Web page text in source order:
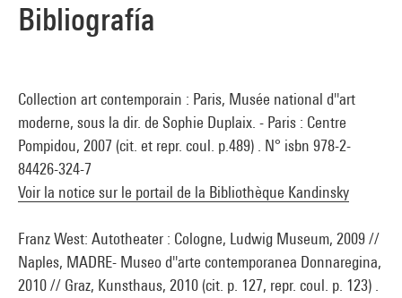
Bibliografía
Collection art contemporain : Paris, Musée national d''art
moderne, sous la dir. de Sophie Duplaix. - Paris : Centre
Pompidou, 2007 (cit. et repr. coul. p.489) . N° isbn 978-2-
84426-324-7
Voir la notice sur le portail de la Bibliothèque Kandinsky
Franz West: Autotheater : Cologne, Ludwig Museum, 2009 //
Naples, MADRE- Museo d''arte contemporanea Donnaregina,
2010 // Graz, Kunsthaus, 2010 (cit. p. 127, repr. coul. p. 123) .